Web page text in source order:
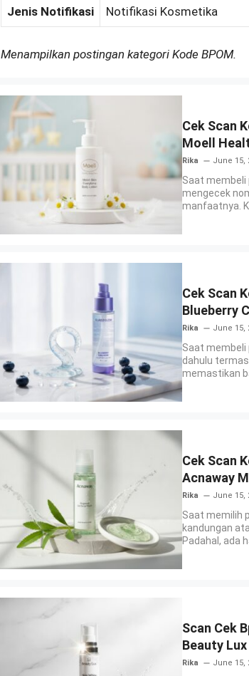
Jenis Notifikasi Notifikasi Kosmetika
Menampilkan postingan kategori Kode BPOM.
Cek Scan
Moell
Body
Rika June 15,
Saat membeli
mengecek
manfaatnya.
Cek Scan
Blueberry
Rika June 15,
Saat membeli
dahulu
memastikan
Cek Scan
Acnaway
Rika June 15,
Saat memilih
kandungan
Padahal, ada
Scan Cek
Beauty
Rika June 15,